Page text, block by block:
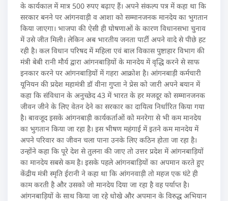
के कार्यकाल में मात्र 500 रुपए बढ़ाए हैं। अपने संकल्प पत्र में कहा था कि
सरकार बनने पर आंगनवाड़ी व आशा को सम्मानजनक मानदेय का भुगतान
किया जाएगा। भाजपा की ऐसी ही घोषणाओं के कारण विधानसभा चुनाव
में उसे जीत मिली। लेकिन अब भारतीय जनता पार्टी अपने वादे से पीछे हट
रही है। कल विधान परिषद में महिला एवं बाल विकास पुष्टाहार विभाग की
मंत्री बेबी रानी मौर्य द्वारा आंगनबाड़ियों के मानदेय में वृद्धि करने से साफ
इनकार करने पर आंगनबाड़ियों में गहरा आक्रोश है। आंगनबाड़ी कर्मचारी
यूनियन की प्रदेश महामंत्री डॉ वीना गुप्ता ने प्रेस को जारी अपने बयान में
कहा कि संविधान के अनुच्छेद 43 में भारत के हर मजदूर को सम्मानजनक
जीवन जीने के लिए वेतन देने का सरकार का दायित्व निर्धारित किया गया
है। बावजूद इसके आंगनबाड़ी कार्यकर्ताओं को मनरेगा से भी कम मानदेय
का भुगतान किया जा रहा है। इस भीषण महंगाई में इतने कम मानदेय में
अपने परिवार का जीवन चला पाना उनके लिए कठिन होता जा रहा है।
उन्होंने कहा कि पूरे देश से तुलना की जाए तो उत्तर प्रदेश में आंगनबाड़ियों
का मानदेय सबसे कम है। इसके पहले आंगनबाड़ियों का अपमान करते हुए
केंद्रीय मंत्री स्मृति ईरानी ने कहा था कि आंगनवाड़ी तो महज एक घंटे ही
काम करती है और उसको जो मानदेय दिया जा रहा है वह पर्याप्त है।
आंगनबाड़ियों के साथ किया जा रहे धोखे और अपमान के विरुद्ध अभियान